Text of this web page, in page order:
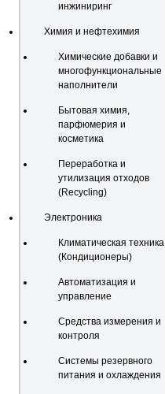
инжиниринг
Химия и нефтехимия
Химические добавки и
многофункциональные
наполнители
Бытовая химия,
парфюмерия и
косметика
Переработка и
утилизация отходов
(Recycling)
Электроника
Климатическая техника
(Кондиционеры)
Автоматизация и
управление
Средства измерения и
контроля
Системы резервного
питания и охлаждения